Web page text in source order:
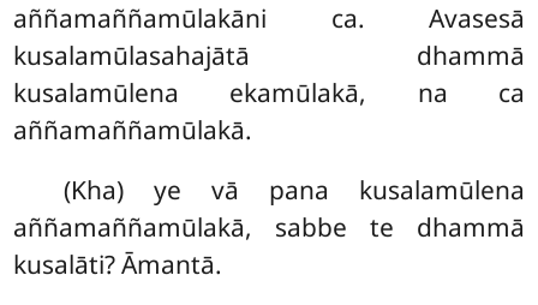
aññamaññamūlakāni ca. Avasesā
kusalamūlasahajātā dhammā
kusalamūlena ekamūlakā, na ca
aññamaññamūlakā.
(Kha) ye vā pana kusalamūlena
aññamaññamūlakā, sabbe te dhammā
kusalāti? Āmantā.